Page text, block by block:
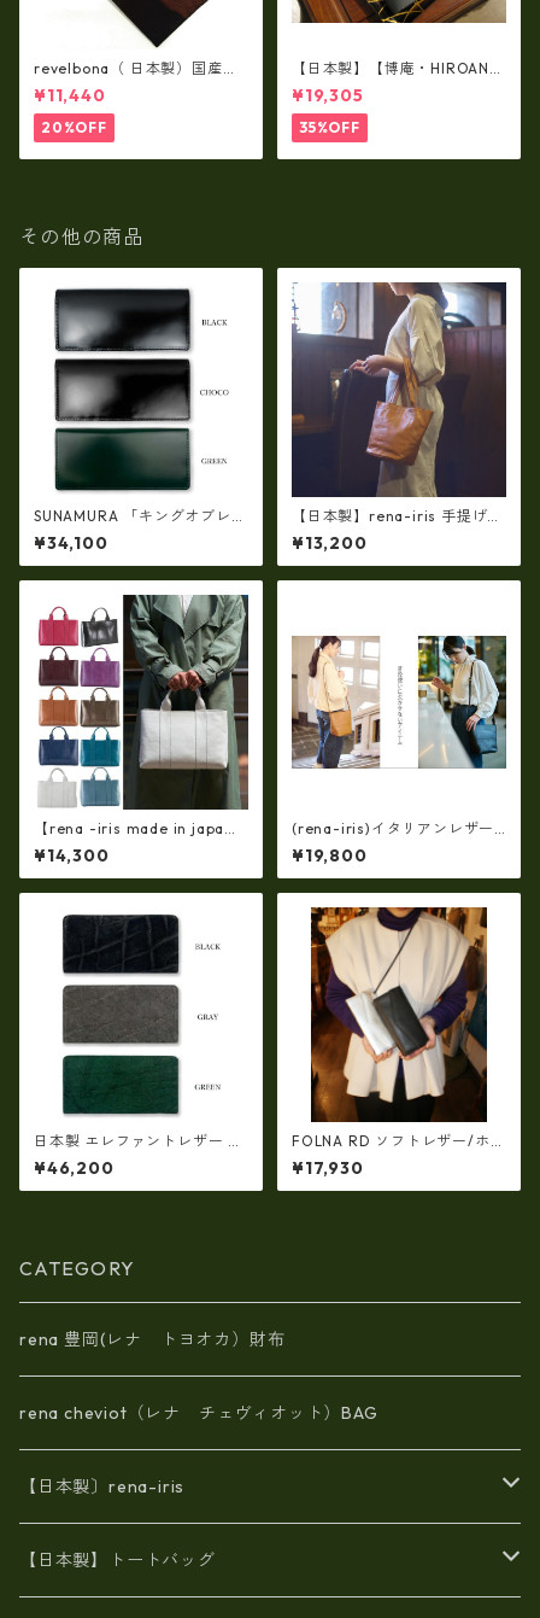
revelbona（ 日本製）国産牛
革製・お札入れ ロングウォ
レット rl-001
¥11,440
20%OFF
【日本製】【博庵・HIROAN】
最高級牛革（ボーテッド）札
入れ・長財布 ha-21535
¥19,305
35%OFF
その他の商品
SUNAMURA 「キングオブレザ
ー」、「革のダイヤモンド」
高級レザー コードバン 長札入
れ・長財布(日本製) ly-1000
¥34,100
【日本製】rena-iris 手提げト
ート柔らかい素上げ姫路レザ
ー・ソフトオイルレザー ハ
ンドトート rn-29
¥13,200
【rena -iris made in japa
n】【日本製】軽量☆牛革製
品・ヌメ革製(艶光沢調）・手
提げトートバッグ(A4サイズ）
¥14,300
(rena-iris)イタリアンレザー
（シュリンク革）・斜め掛け
ショルダー（日本製）ri-722
¥19,800
日本製 エレファントレザー ×
姫路レザー ラウンドファスナ
ーロングウォレット長財布 本
革(5175)
¥46,200
FOLNA RD ソフトレザー/ホイ
ルレザー エンべロープ 長財
布 fo-2993901
¥17,930
CATEGORY
rena 豊岡(レナ トヨオカ）財布
rena cheviot（レナ チェヴィオット）BAG
【日本製〕rena-iris
エナメル（パテント）レザー
【日本製】トートバッグ